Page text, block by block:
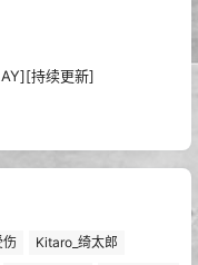
持续更新]
伤
Kitaro_绮太郎